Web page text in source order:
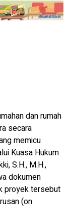
dan rumah
secara
memicu
Kuasa Hukum
S.H., M.H.,
dokumen
proyek tersebut
(on